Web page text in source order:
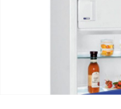
управление,
холодильной камере
фруктов и овощей,
консервов,
небольшая, но они
такое